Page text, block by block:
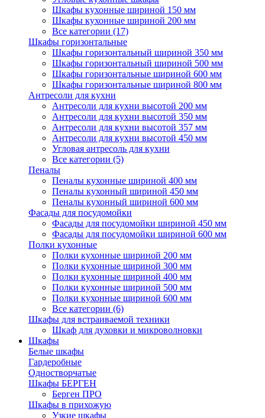
Шкафы кухонные шириной 150 мм
Шкафы кухонные шириной 200 мм
Все категории (17)
Шкафы горизонтальные
Шкафы горизонтальный шириной 350 мм
Шкафы горизонтальный шириной 500 мм
Шкафы горизонтальные шириной 600 мм
Шкафы горизонтальные шириной 800 мм
Антресоли для кухни
Антресоли для кухни высотой 200 мм
Антресоли для кухни высотой 350 мм
Антресоли для кухни высотой 357 мм
Антресоли для кухни высотой 450 мм
Угловая антресоль для кухни
Все категории (5)
Пеналы
Пеналы кухонные шириной 400 мм
Пеналы кухонный шириной 450 мм
Пеналы кухонный шириной 600 мм
Фасады для посудомойки
Фасады для посудомойки шириной 450 мм
Фасады для посудомойки шириной 600 мм
Полки кухонные
Полки кухонные шириной 200 мм
Полки кухонные шириной 300 мм
Полки кухонные шириной 400 мм
Полки кухонные шириной 500 мм
Полки кухонные шириной 600 мм
Все категории (6)
Шкафы для встраиваемой техники
Шкаф для духовки и микроволновки
Шкафы
Белые шкафы
Гардеробные
Одностворчатые
Шкафы БЕРГЕН
Берген ПРО
Шкафы в прихожую
Узкие шкафы